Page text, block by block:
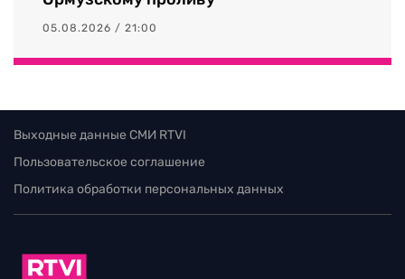
05.08.2026 / 21:00
Выходные данные СМИ RTVI
Пользовательское соглашение
Политика обработки персональных данных